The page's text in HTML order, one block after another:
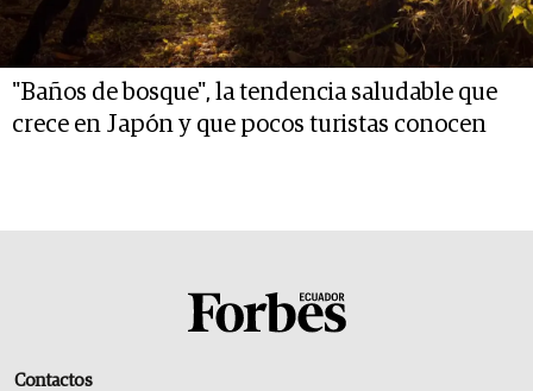
"Baños de bosque", la tendencia saludable que
crece en Japón y que pocos turistas conocen
Contactos